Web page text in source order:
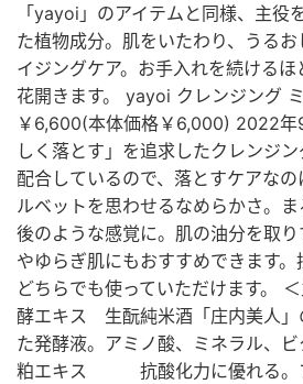
「yayoi」のアイテムと同様、主役
た植物成分。肌をいたわり、うる
イジングケア。お手入れを続ける
花開きます。 yayoi クレンジング
￥6,600(本体価格￥6,000) 2022
しく落とす」を追求したクレンジ
配合しているので、落とすケアな
ルベットを思わせるなめらかさ。
後のような感覚に。肌の油分を取
やゆらぎ肌にもおすすめできます。
どちらでも使っていただけます。
酵エキス 生酛純米酒「庄内美人」
た発酵液。アミノ酸、ミネラル、
粕エキス 抗酸化力に優れる。